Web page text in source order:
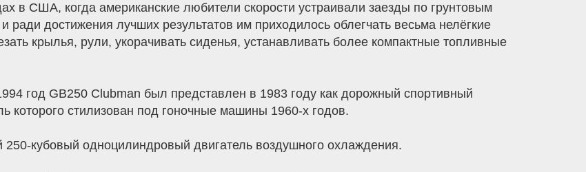
в США, когда американские любители скорости устраивали заезды по грунтовым
ради достижения лучших результатов им приходилось облегчать весьма нелёгкие
крылья, рули, укорачивать сиденья, устанавливать более компактные топливные
год GB250 Clubman был представлен в 1983 году как дорожный спортивный
которого стилизован под гоночные машины 1960-х годов.
кубовый одноцилиндровый двигатель воздушного охлаждения.